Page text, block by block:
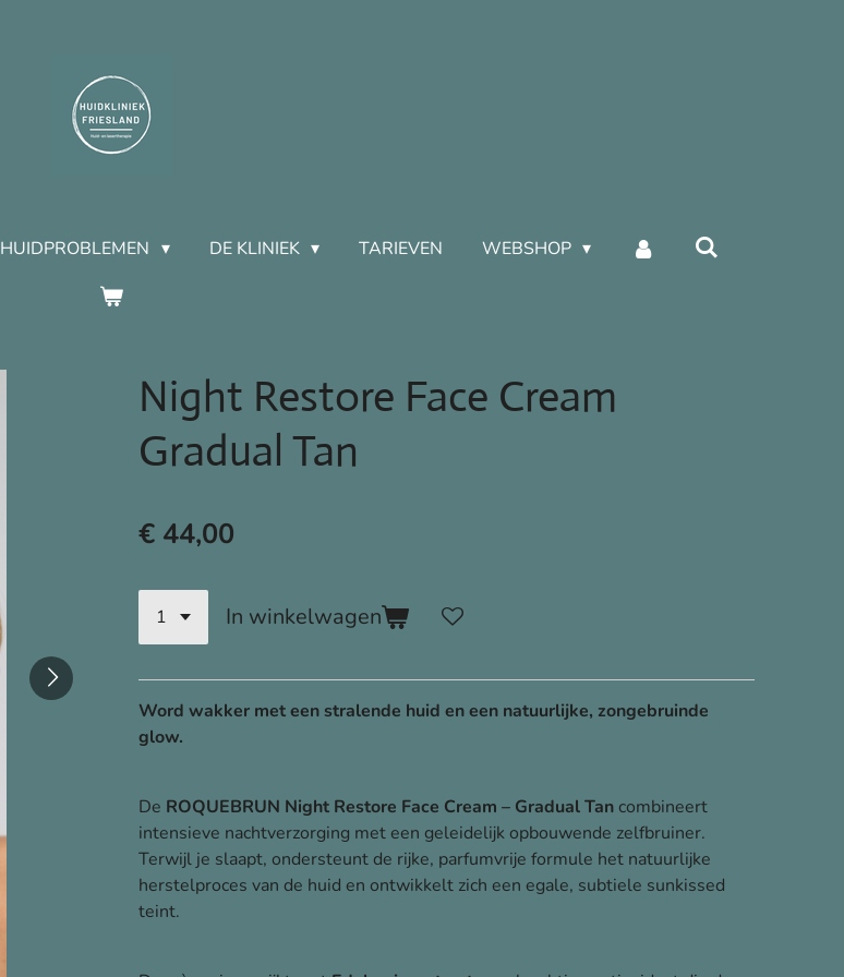
HUIDPROBLEMEN DE KLINIEK TARIEVEN WEBSHOP
Night Restore Face Cream
Gradual Tan
€ 44,00
In winkelwagen
Word wakker met een stralende huid en een natuurlijke, zongebruinde
glow.
De ROQUEBRUN Night Restore Face Cream – Gradual Tan combineert
intensieve nachtverzorging met een geleidelijk opbouwende zelfbruiner.
Terwijl je slaapt, ondersteunt de rijke, parfumvrije formule het natuurlijke
herstelproces van de huid en ontwikkelt zich een egale, subtiele sunkissed
teint.